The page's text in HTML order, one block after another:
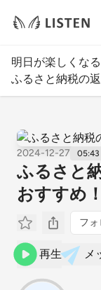
明日が楽しくな
ふるさと納税の
2024-12-27 05:43
ふるさと
おすすめ！
フ
再生 メ